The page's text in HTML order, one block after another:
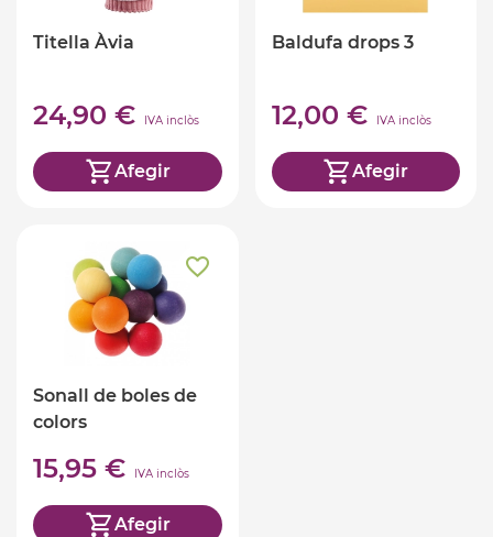
Titella Àvia
24,90 € IVA inclòs
Afegir
Baldufa drops 3
12,00 € IVA inclòs
Afegir
Sonall de boles de
colors
15,95 € IVA inclòs
Afegir